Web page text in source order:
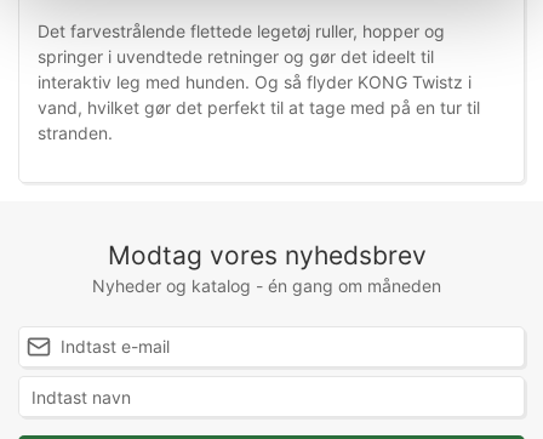
Det farvestrålende flettede legetøj ruller, hopper og
springer i uvendtede retninger og gør det ideelt til
interaktiv leg med hunden. Og så flyder KONG Twistz i
vand, hvilket gør det perfekt til at tage med på en tur til
stranden.
Modtag vores nyhedsbrev
Nyheder og katalog - én gang om måneden